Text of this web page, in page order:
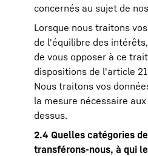
concernés au sujet de
Lorsque nous traitons
de l'équilibre des
de vous opposer à ce
dispositions de l'article 21
Nous traitons vos
la mesure nécessaire
dessus.
2.4 Quelles catégories
transférons-nous, à qui